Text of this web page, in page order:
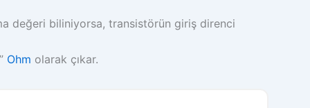
değeri biliniyorsa, transistörün giriş direnci
” Ohm olarak çıkar.